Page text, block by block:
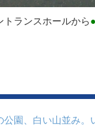
トランスホールから●
公園、白い山並み。